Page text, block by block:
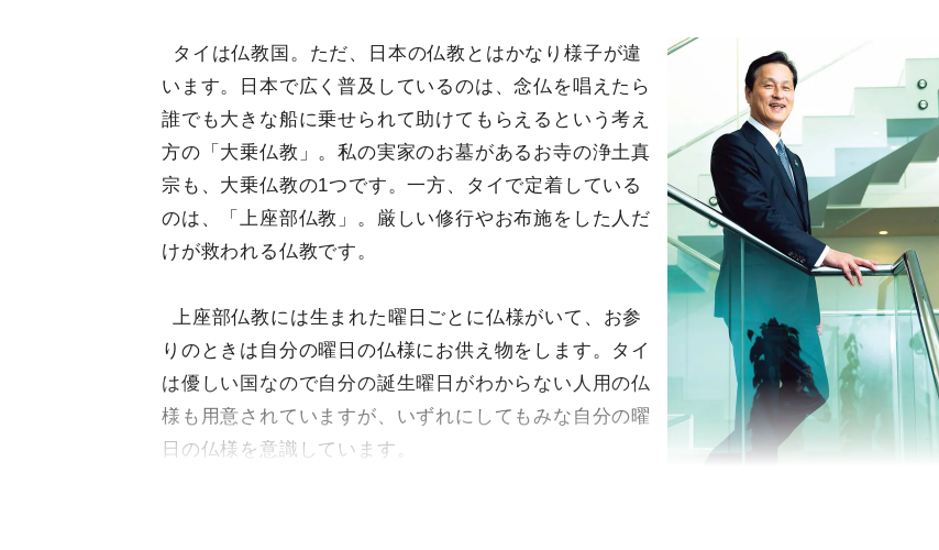
タイは仏教国。ただ、日本の仏教とはかなり様子が違
います。日本で広く普及しているのは、念仏を唱えたら
誰でも大きな船に乗せられて助けてもらえるという考え
方の「大乗仏教」。私の実家のお墓があるお寺の浄土真
宗も、大乗仏教の1つです。一方、タイで定着している
のは、「上座部仏教」。厳しい修行やお布施をした人だ
けが救われる仏教です。
上座部仏教には生まれた曜日ごとに仏様がいて、お参
りのときは自分の曜日の仏様にお供え物をします。タイ
は優しい国なので自分の誕生曜日がわからない人用の仏
様も用意されていますが、いずれにしてもみな自分の曜
日の仏様を意識しています。